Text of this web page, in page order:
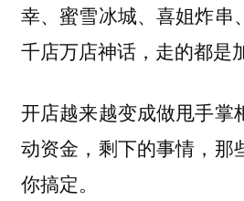
幸、蜜雪冰城、喜姐炸串
千店万店神话，走的都是
开店越来越变成做甩手掌
动资金，剩下的事情，那
你搞定。